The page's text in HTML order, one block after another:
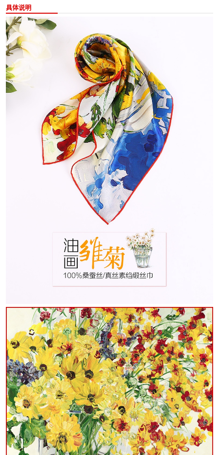
具体说明